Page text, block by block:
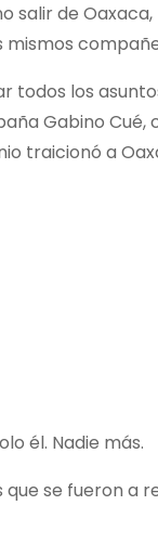
salir de
mismos
todos los
Gabino Cué,
traicionó a
él. Nadie más.
se fueron a